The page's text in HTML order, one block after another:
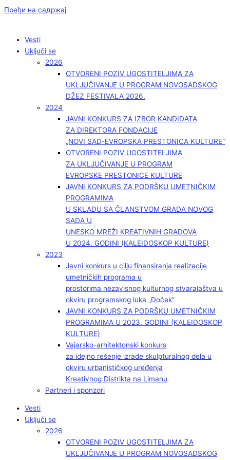
Пређи на садржај
Vesti
Uključi se
2026
OTVORENI POZIV UGOSTITELJIMA ZA
UKLJUČIVANJE U PROGRAM NOVOSADSKOG
DŽEZ FESTIVALA 2026.
2024
JAVNI KONKURS ZA IZBOR KANDIDATA
ZA DIREKTORA FONDACIJE
„NOVI SAD-EVROPSKA PRESTONICA KULTURE“
OTVORENI POZIV UGOSTITELJIMA
ZA UKLJUČIVANJE U PROGRAM
EVROPSKE PRESTONICE KULTURE
JAVNI KONKURS ZA PODRŠKU UMETNIČKIM
PROGRAMIMA
U SKLADU SA ČLANSTVOM GRADA NOVOG
SADA U
UNESKO MREŽI KREATIVNIH GRADOVA
U 2024. GODINI (KALEIDOSKOP KULTURE)
2023
Javni konkurs u cilju finansiranja realizacije
umetničkih programa u
prostorima nezavisnog kulturnog stvaralaštva u
okviru programskog luka „Doček”
JAVNI KONKURS ZA PODRŠKU UMETNIČKIM
PROGRAMIMA U 2023. GODINI (KALEIDOSKOP
KULTURE)
Vajarsko-arhitektonski konkurs
za idejno rešenje izrade skulpturalnog dela u
okviru urbanističkog uređenja
Kreativnog Distrikta na Limanu
Partneri i sponzori
Vesti
Uključi se
2026
OTVORENI POZIV UGOSTITELJIMA ZA
UKLJUČIVANJE U PROGRAM NOVOSADSKOG